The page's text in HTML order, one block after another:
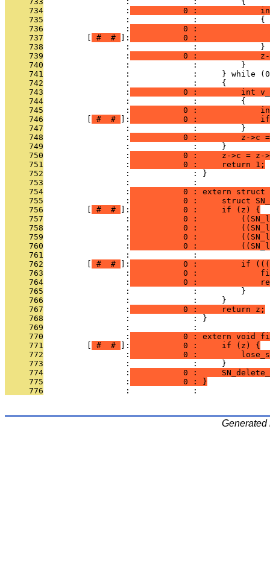
     734
                 :
0 :
     735
                 :             :             {
     736
                 :
0 :
     737
# # ]:
0 :
     738
                 :             :             }
     739
                 :
0 :
     740
                 :             :         }
     741
:             :     } while
     742
                 :             :     {
     743
                 :
0 :         int
     744
                 :             :         {
     745
                 :
0 :
     746
# # ]:
0 :
     747
                 :             :         }
     748
                 :
0 :         z->c
     749
                 :             :     }
     750
                 :
0 :     z->c = z-
     751
                 :
           0 :     return 1;
     752
                 :             : }
     753
                 :             :
     754
                 :
0 : extern struct
     755
                 :
0 :     struct
     756
# # ]:
           0 :     if (z) {
     757
                 :
0 :
     758
                 :
0 :
     759
                 :
0 :
     760
                 :
0 :
     761
                 :             :
     762
# # ]:
0 :         if
     763
                 :
0 :
     764
                 :
0 :
     765
                 :             :         }
     766
                 :             :     }
     767
                 :
           0 :     return z;
     768
                 :             : }
     769
                 :             :
     770
                 :
0 : extern void
     771
# # ]:
           0 :     if (z) {
     772
                 :
0 :
     773
                 :             :     }
     774
                 :
0 :
     775
                 :
           0 : }
     776
                 :             :